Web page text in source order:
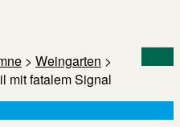
> Weingarten >
mit fatalem Signal